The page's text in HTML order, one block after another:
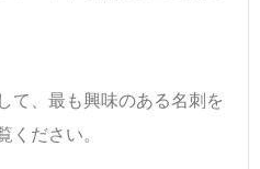
て、最も興味のある名刺を
ださい。